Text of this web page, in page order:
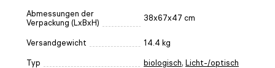
Abmessungen der
Verpackung (LxBxH)
38x67x47 cm
Versandgewicht 14.4 kg
Typ biologisch, Licht-/optisch